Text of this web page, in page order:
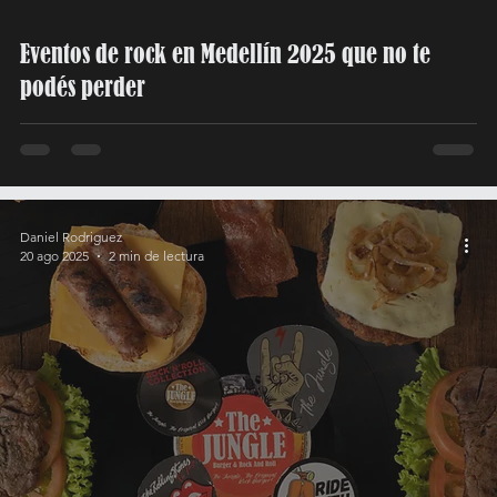
Eventos de rock en Medellín 2025 que no te
podés perder
Daniel Rodriguez
20 ago 2025
2 min de lectura